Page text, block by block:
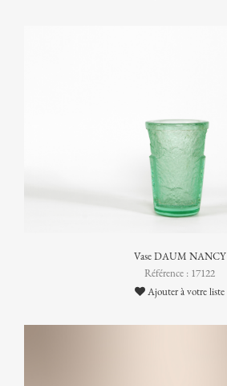
Vase DAUM NANCY
Référence : 17122
Ajouter à votre liste